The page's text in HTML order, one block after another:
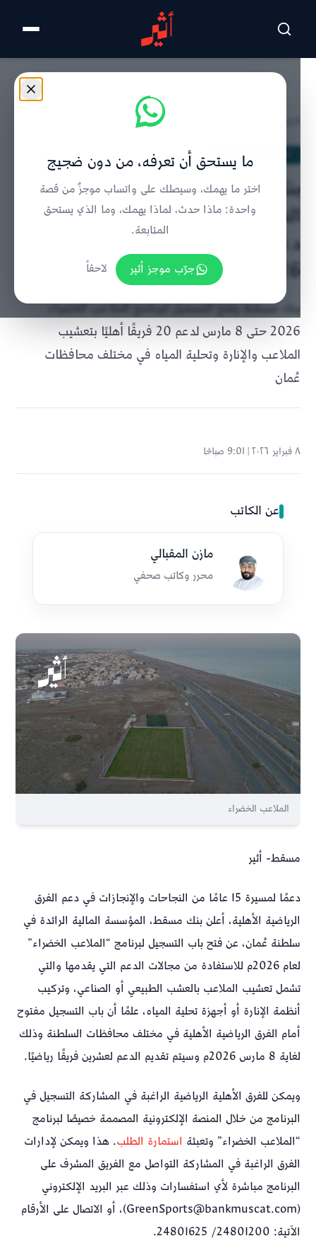
تخطى للمحتوى الرئيسي
تفاصيل الخبر
أخبار القطاع المصرفي
بنك مسقط يفتح باب التسجيل أمام
الفرق الأهلية الرياضية للاستفادة من
دعم برنامج “الملاعب الخضراء” لعام
2026م
بنك مسقط يفتح التسجيل لبرنامج الملاعب الخضراء
2026 حتى 8 مارس لدعم 20 فريقًا أهليًا بتعشيب
الملاعب والإنارة وتحلية المياه في مختلف محافظات
عُمان
٨ فبراير ٢٠٢٦ | 9:01 صباحًا
عن الكاتب
مازن المقبالي
محرر وكاتب صحفي
الملاعب الخضراء
مسقط- أثير
دعمًا لمسيرة 15 عامًا من النجاحات والإنجازات في دعم الفرق
الرياضية الأهلية، أعلن بنك مسقط، المؤسسة المالية الرائدة في
سلطنة عُمان، عن فتح باب التسجيل لبرنامج “الملاعب الخضراء”
لعام 2026م للاستفادة من مجالات الدعم التي يقدمها والتي
تشمل تعشيب الملاعب بالعشب الطبيعي أو الصناعي، وتركيب
أنظمة الإنارة أو أجهزة تحلية المياه، علمًا أن باب التسجيل مفتوح
أمام الفرق الرياضية الأهلية في مختلف محافظات السلطنة وذلك
لغاية 8 مارس 2026م وسيتم تقديم الدعم لعشرين فريقًا رياضيًا.
ويمكن للفرق الأهلية الرياضية الراغبة في المشاركة التسجيل في
البرنامج من خلال المنصة الإلكترونية المصممة خصيصًا لبرنامج
“الملاعب الخضراء” وتعبئة استمارة الطلب. هذا ويمكن لإدارات
الفرق الراغبة في المشاركة التواصل مع الفريق المشرف على
البرنامج مباشرة لأي استفسارات وذلك عبر البريد الإلكتروني
(GreenSports@bankmuscat.com)، أو الاتصال على الأرقام
الآتية: 24801200/ 24801625.
ما يستحق أن تعرفه، من دون ضجيج
اختر ما يهمك، وسيصلك على واتساب موجزٌ من قصة
واحدة: ماذا حدث، لماذا يهمك، وما الذي يستحق
المتابعة.
جرّب موجز أثير
لاحقاً